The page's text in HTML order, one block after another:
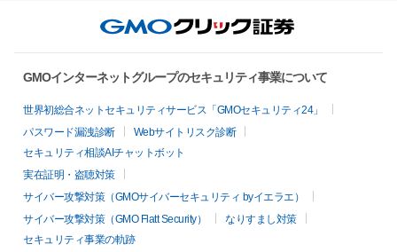
GMOインターネットグループのセキュリティ事業について
世界初総合ネットセキュリティサービス「GMOセキュリティ24」
パスワード漏洩診断
Webサイトリスク診断
セキュリティ相談AIチャットボット
実在証明・盗聴対策
サイバー攻撃対策（GMOサイバーセキュリティ byイエラエ）
サイバー攻撃対策（GMO Flatt Security）
なりすまし対策
セキュリティ事業の軌跡